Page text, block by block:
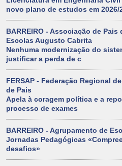
novo plano de estudos em 2026/
BARREIRO - Associação de
Escolas Augusto Cabrita
Nenhuma modernização do
justificar a perda de c
FERSAP - Federação Regional
de Pais
Apela à coragem política e a
processo de exames
BARREIRO - Agrupamento de
Jornadas Pedagógicas
desafios»